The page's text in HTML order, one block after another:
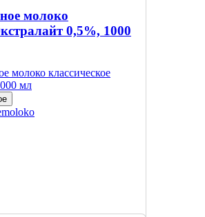
молоко
0,5%, 1000